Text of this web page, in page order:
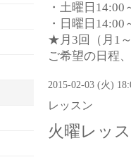
・土曜日14:00
・日曜日14:00
★月3回（月1
ご希望の日程
2015-02-03 (火)
レッスン
火曜レッ